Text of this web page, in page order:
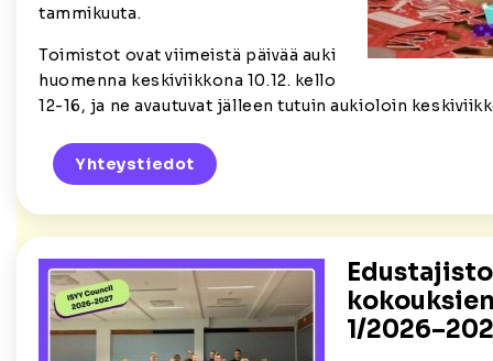
tammikuuta.
Toimistot ovat viimeistä päivää auki
huomenna keskiviikkona 10.12. kello
12-16, ja ne avautuvat jälleen tutuin aukioloin
Yhteystiedot
1/